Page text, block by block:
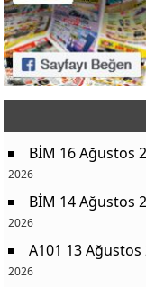
BİM 16 Ağustos
2026
BİM 14 Ağustos
2026
A101 13
2026